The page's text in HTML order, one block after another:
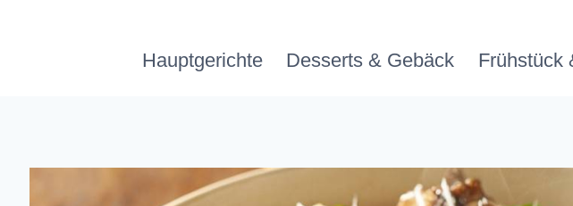
Hauptgerichte Desserts & Gebäck Frühstück